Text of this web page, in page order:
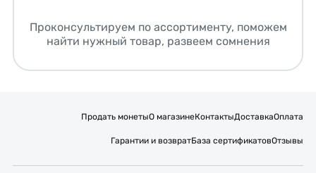
Проконсультируем по ассортименту, поможем
найти нужный товар, развеем сомнения
Продать монетыО магазинеКонтактыДоставкаОплата
Гарантии и возвратБаза сертификатовОтзывы